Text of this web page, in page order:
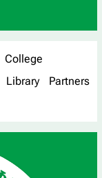
College
Library
Partners